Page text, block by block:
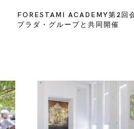
FORESTAMI ACADEMY第2回
プラダ・グループと共同開催